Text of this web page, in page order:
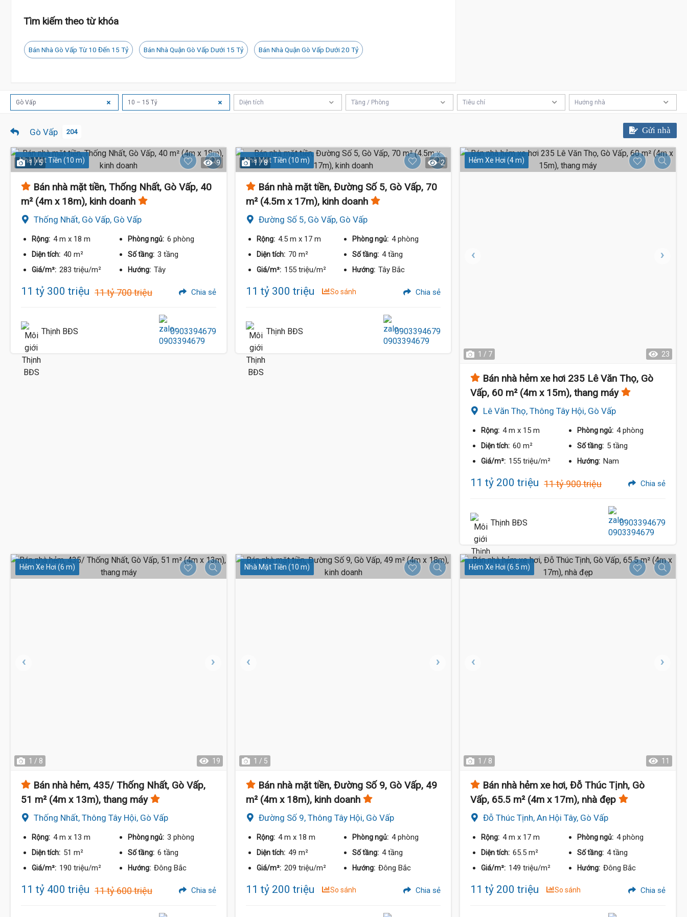
11.2 Tỷ
11.5 Tỷ
Tìm kiếm theo từ khóa
Bán Nhà Gò Vấp Từ 10 Đến 15 Tỷ Bán Nhà Quận Gò Vấp Dưới 15 Tỷ Bán Nhà Quận Gò Vấp Dưới 20 Tỷ
Gò Vấp 10 – 15 Tỷ Diện tích Tầng / Phòng Tiêu chí Hướng nhà
Gửi nhà
Gò Vấp 204
Nhà Mặt Tiền (10 m)
1 / 5 9
Bán nhà mặt tiền, Thống Nhất, Gò Vấp, 40
m² (4m x 18m), kinh doanh
Thống Nhất, Gò Vấp, Gò Vấp
Rộng: 4 m x 18 m Phòng ngủ: 6 phòng
Diện tích: 40 m² Số tầng: 3 tầng
Giá/m²: 283 triệu/m² Hướng: Tây
11 tỷ 300 triệu 11 tỷ 700 triệu Chia sẻ
Thịnh BĐS 0903394679
Nhà Mặt Tiền (10 m)
1 / 8 2
Bán nhà mặt tiền, Đường Số 5, Gò Vấp, 70
m² (4.5m x 17m), kinh doanh
Đường Số 5, Gò Vấp, Gò Vấp
Rộng: 4.5 m x 17 m Phòng ngủ: 4 phòng
Diện tích: 70 m² Số tầng: 4 tầng
Giá/m²: 155 triệu/m² Hướng: Tây Bắc
11 tỷ 300 triệu So sánh Chia sẻ
Thịnh BĐS 0903394679
Hẻm Xe Hơi (4 m)
1 / 7 23
Bán nhà hẻm xe hơi 235 Lê Văn Thọ, Gò
Vấp, 60 m² (4m x 15m), thang máy
Lê Văn Thọ, Thông Tây Hội, Gò Vấp
Rộng: 4 m x 15 m Phòng ngủ: 4 phòng
Diện tích: 60 m² Số tầng: 5 tầng
Giá/m²: 155 triệu/m² Hướng: Nam
11 tỷ 200 triệu 11 tỷ 900 triệu Chia sẻ
Thịnh BĐS 0903394679
Hẻm Xe Hơi (6 m)
1 / 8 19
Bán nhà hẻm, 435/ Thống Nhất, Gò Vấp,
51 m² (4m x 13m), thang máy
Thống Nhất, Thông Tây Hội, Gò Vấp
Rộng: 4 m x 13 m Phòng ngủ: 3 phòng
Diện tích: 51 m² Số tầng: 6 tầng
Giá/m²: 190 triệu/m² Hướng: Đông Bắc
11 tỷ 400 triệu 11 tỷ 600 triệu Chia sẻ
Nhà Mặt Tiền (10 m)
1 / 5
Bán nhà mặt tiền, Đường Số 9, Gò Vấp, 49
m² (4m x 18m), kinh doanh
Đường Số 9, Thông Tây Hội, Gò Vấp
Rộng: 4 m x 18 m Phòng ngủ: 4 phòng
Diện tích: 49 m² Số tầng: 4 tầng
Giá/m²: 209 triệu/m² Hướng: Đông Bắc
11 tỷ 200 triệu So sánh Chia sẻ
Hẻm Xe Hơi (6.5 m)
1 / 8 11
Bán nhà hẻm xe hơi, Đỗ Thúc Tịnh, Gò
Vấp, 65.5 m² (4m x 17m), nhà đẹp
Đỗ Thúc Tịnh, An Hội Tây, Gò Vấp
Rộng: 4 m x 17 m Phòng ngủ: 4 phòng
Diện tích: 65.5 m² Số tầng: 4 tầng
Giá/m²: 149 triệu/m² Hướng: Đông Bắc
11 tỷ 200 triệu So sánh Chia sẻ